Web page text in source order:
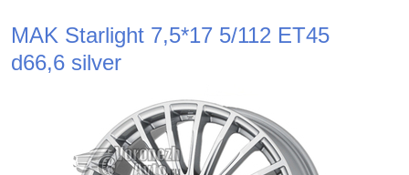
MAK Starlight 7,5*17 5/112 ET45
d66,6 silver